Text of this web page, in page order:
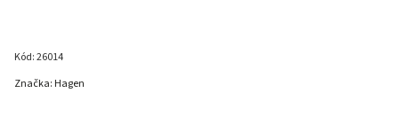
Kód:26014
Značka: Hagen